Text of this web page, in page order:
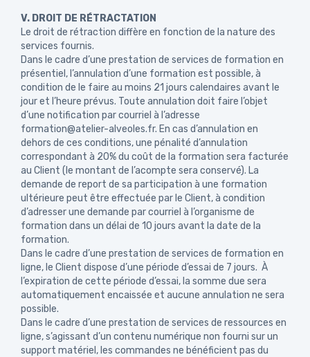
V. DROIT DE RÉTRACTATION
Le droit de rétraction diffère en fonction de la nature des
services fournis.
Dans le cadre d’une prestation de services de formation en
présentiel, l’annulation d’une formation est possible, à
condition de le faire au moins 21 jours calendaires avant le
jour et l’heure prévus. Toute annulation doit faire l’objet
d’une notification par courriel à l’adresse
formation@atelier-alveoles.fr. En cas d’annulation en
dehors de ces conditions, une pénalité d’annulation
correspondant à 20% du coût de la formation sera facturée
au Client (le montant de l’acompte sera conservé). La
demande de report de sa participation à une formation
ultérieure peut être effectuée par le Client, à condition
d’adresser une demande par courriel à l’organisme de
formation dans un délai de 10 jours avant la date de la
formation.
Dans le cadre d’une prestation de services de formation en
ligne, le Client dispose d’une période d’essai de 7 jours. À
l’expiration de cette période d’essai, la somme due sera
automatiquement encaissée et aucune annulation ne sera
possible.
Dans le cadre d’une prestation de services de ressources en
ligne, s’agissant d’un contenu numérique non fourni sur un
support matériel, les commandes ne bénéficient pas du